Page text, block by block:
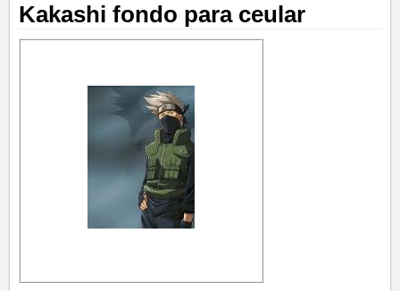
Kakashi fondo para ceular